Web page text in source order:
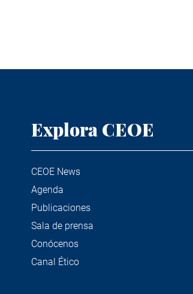
Explora CEOE
CEOE News
Agenda
Publicaciones
Sala de prensa
Conócenos
Canal Ético